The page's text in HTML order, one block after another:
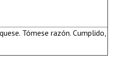
Tómese razón. Cumplido,